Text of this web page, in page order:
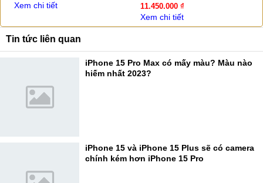
Xem chi tiết 11.450.000 ₫
Xem chi tiết
Tin tức liên quan
iPhone 15 Pro Max có mấy màu? Màu nào
hiếm nhất 2023?
iPhone 15 và iPhone 15 Plus sẽ có camera
chính kém hơn iPhone 15 Pro